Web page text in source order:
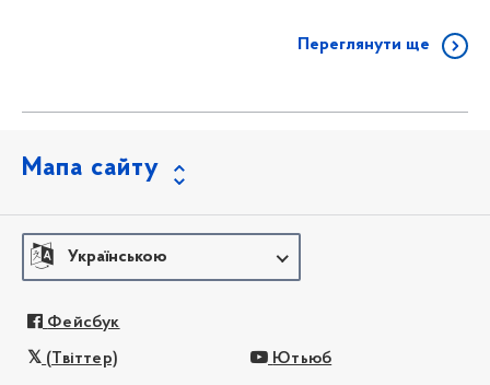
Переглянути ще
Мапа сайту
Українською
Фейсбук
(Твіттер) Ютьюб